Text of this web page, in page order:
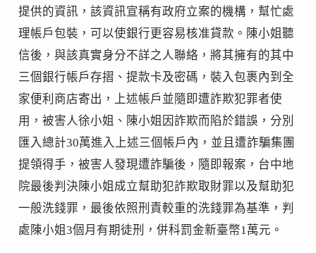
提供的資訊，該資訊宣稱有政府立案的機構，幫忙處
理帳戶包裝，可以使銀行更容易核准貸款。陳小姐聽
信後，與該真實身分不詳之人聯絡，將其擁有的其中
三個銀行帳戶存摺、提款卡及密碼，裝入包裹內到全
家便利商店寄出，上述帳戶並隨即遭詐欺犯罪者使
用，被害人徐小姐、陳小姐因詐欺而陷於錯誤，分別
匯入總計30萬進入上述三個帳戶內，並且遭詐騙集團
提領得手，被害人發現遭詐騙後，隨即報案，台中地
院最後判決陳小姐成立幫助犯詐欺取財罪以及幫助犯
一般洗錢罪，最後依照刑責較重的洗錢罪為基準，判
處陳小姐3個月有期徒刑，併科罰金新臺幣1萬元。